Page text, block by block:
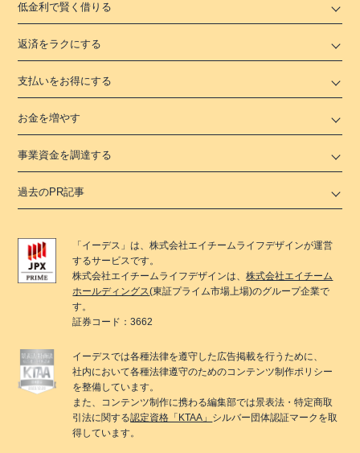
低金利で賢く借りる
返済をラクにする
支払いをお得にする
お金を増やす
事業資金を調達する
過去のPR記事
「 イーデス 」は、株式会社エイチームライフデザインが運営
するサービスです。
株式会社エイチームライフデザインは、株式会社エイチーム
ホールディングス(東証プライム市場上場)のグループ企業で
す。
証券コード：3662
イーデスでは各種法律を遵守した広告掲載を行うために、
社内において各種法律遵守のためのコンテンツ制作ポリシー
を整備しています。
また、コンテンツ制作に携わる編集部では景表法・特定商取
引法に関する認定資格「KTAA」 シルバー団体認証マークを取
得しています。